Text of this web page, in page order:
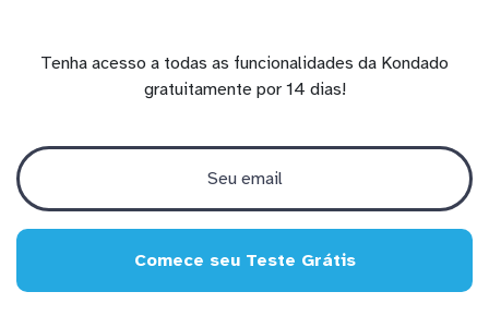
Tenha acesso a todas as funcionalidades da Kondado
gratuitamente por 14 dias!
Comece seu Teste Grátis